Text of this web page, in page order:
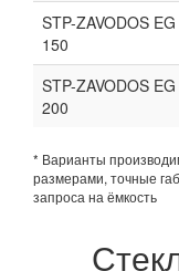
STP-ZAVODOS EG
150
STP-ZAVODOS EG
200
* Варианты
размерами, точные
запроса на ёмкость